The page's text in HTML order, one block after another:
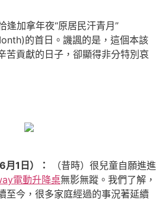
逢加拿年夜“原居民汗青月”
的首日。譏諷的是，這個本該
苦貢獻的日子，卻顯得非分特別哀
1日）：
（昔時）很兒童自願進進
電動升降桌無影無蹤。我們了解，
至今，很多家庭經過的事況著延續